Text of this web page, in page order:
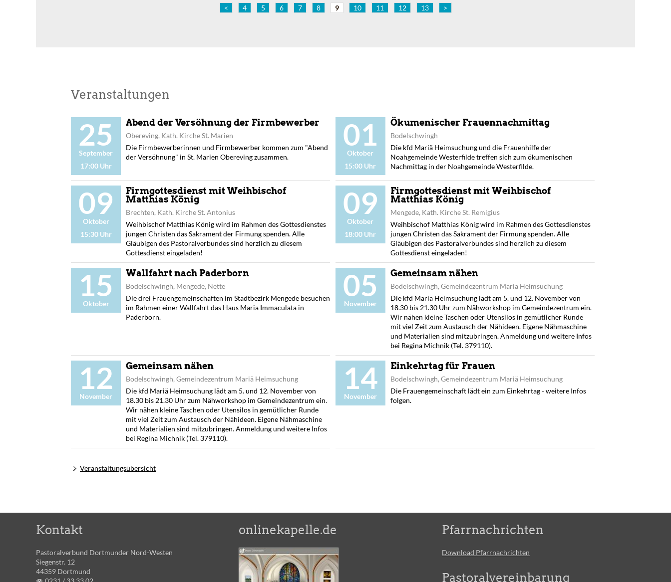
< 4 5 6 7 8 9 10 11 12 13 >
Veranstaltungen
25
September
17:00 Uhr
Abend der Versöhnung der Firmbewerber
Obereving, Kath. Kirche St. Marien
Die Firmbewerberinnen und Firmbewerber kommen zum "Abend
der Versöhnung" in St. Marien Obereving zusammen.
01
Oktober
15:00 Uhr
Ökumenischer Frauennachmittag
Bodelschwingh
Die kfd Mariä Heimsuchung und die Frauenhilfe der
Noahgemeinde Westerfilde treffen sich zum ökumenischen
Nachmittag in der Noahgemeinde Westerfilde.
09
Oktober
15:30 Uhr
Firmgottesdienst mit Weihbischof
Matthias König
Brechten, Kath. Kirche St. Antonius
Weihbischof Matthias König wird im Rahmen des Gottesdienstes
jungen Christen das Sakrament der Firmung spenden. Alle
Gläubigen des Pastoralverbundes sind herzlich zu diesem
Gottesdienst eingeladen!
09
Oktober
18:00 Uhr
Firmgottesdienst mit Weihbischof
Matthias König
Mengede, Kath. Kirche St. Remigius
Weihbischof Matthias König wird im Rahmen des Gottesdienstes
jungen Christen das Sakrament der Firmung spenden. Alle
Gläubigen des Pastoralverbundes sind herzlich zu diesem
Gottesdienst eingeladen!
15
Oktober
Wallfahrt nach Paderborn
Bodelschwingh, Mengede, Nette
Die drei Frauengemeinschaften im Stadtbezirk Mengede besuchen
im Rahmen einer Wallfahrt das Haus Maria Immaculata in
Paderborn.
05
November
Gemeinsam nähen
Bodelschwingh, Gemeindezentrum Mariä Heimsuchung
Die kfd Mariä Heimsuchung lädt am 5. und 12. November von
18.30 bis 21.30 Uhr zum Nähworkshop im Gemeindezentrum ein.
Wir nähen kleine Taschen oder Utensilos in gemütlicher Runde
mit viel Zeit zum Austausch der Nähideen. Eigene Nähmaschine
und Materialien sind mitzubringen. Anmeldung und weitere Infos
bei Regina Michnik (Tel. 379110).
12
November
Gemeinsam nähen
Bodelschwingh, Gemeindezentrum Mariä Heimsuchung
Die kfd Mariä Heimsuchung lädt am 5. und 12. November von
18.30 bis 21.30 Uhr zum Nähworkshop im Gemeindezentrum ein.
Wir nähen kleine Taschen oder Utensilos in gemütlicher Runde
mit viel Zeit zum Austausch der Nähideen. Eigene Nähmaschine
und Materialien sind mitzubringen. Anmeldung und weitere Infos
bei Regina Michnik (Tel. 379110).
14
November
Einkehrtag für Frauen
Bodelschwingh, Gemeindezentrum Mariä Heimsuchung
Die Frauengemeinschaft lädt ein zum Einkehrtag - weitere Infos
folgen.
Veranstaltungsübersicht
Kontakt
Pastoralverbund Dortmunder Nord-Westen
Siegenstr. 12
44359 Dortmund
onlinekapelle.de Pfarrnachrichten
Download Pfarrnachrichten
Pastoralvereinbarung